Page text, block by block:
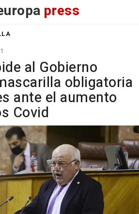
press
al Gobierno
obligatoria
ante el aumento
Covid